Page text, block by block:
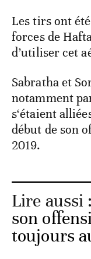
Les tirs ont
forces de
d’utiliser cet
Sabratha et
notamment
s‘étaient
début de son
2019.
Lire aussi :
son
toujours